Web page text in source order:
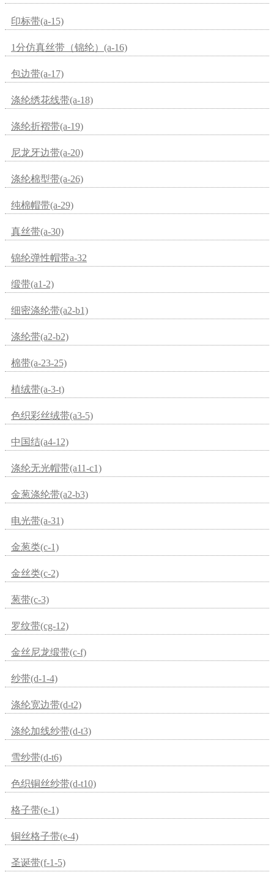
印标带(a-15)
1分仿真丝带（锦纶）(a-16)
包边带(a-17)
涤纶绣花线带(a-18)
涤纶折褶带(a-19)
尼龙牙边带(a-20)
涤纶棉型带(a-26)
纯棉帽带(a-29)
真丝带(a-30)
锦纶弹性帽带a-32
缎带(a1-2)
细密涤纶带(a2-b1)
涤纶带(a2-b2)
棉带(a-23-25)
植绒带(a-3-t)
色织彩丝绒带(a3-5)
中国结(a4-12)
涤纶无光帽带(a11-c1)
金葱涤纶带(a2-b3)
电光带(a-31)
金葱类(c-1)
金丝类(c-2)
葱带(c-3)
罗纹带(cg-12)
金丝尼龙缎带(c-f)
纱带(d-1-4)
涤纶宽边带(d-t2)
涤纶加线纱带(d-t3)
雪纱带(d-t6)
色织铜丝纱带(d-t10)
格子带(e-1)
铜丝格子带(e-4)
圣诞带(f-1-5)